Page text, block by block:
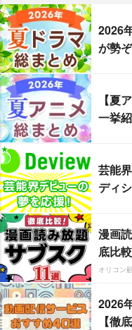
2026
が勢
【夏
一挙
芸能
ディ
漫画
底比較
オリコン
2026
【徹